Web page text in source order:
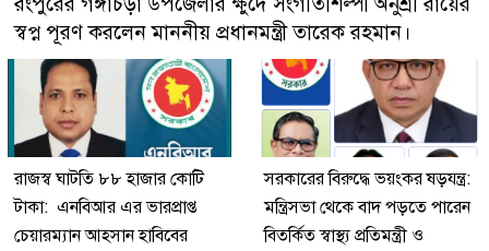
স্বপ্ন পূরণ করলেন মাননীয় প্রধানমন্ত্রী তারেক রহমান।
রাজস্ব ঘাটতি ৮৮ হাজার কোটি
টাকা: এনবিআর এর ভারপ্রাপ্ত
চেয়ারম্যান আহসান হাবিবের
সরকারের বিরুদ্ধে ভয়ংকর ষড়যন্ত্র:
মন্ত্রিসভা থেকে বাদ পড়তে পারেন
বিতর্কিত স্বাস্থ্য প্রতিমন্ত্রী ও